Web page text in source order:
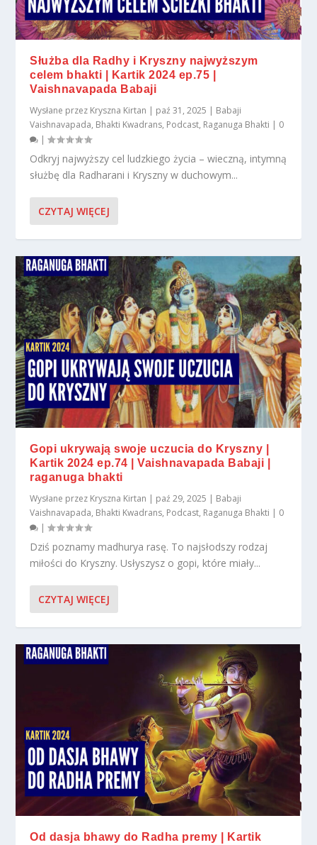
Służba dla Radhy i Kryszny najwyższym
celem bhakti | Kartik 2024 ep.75 |
Vaishnavapada Babaji
Wysłane przez Kryszna Kirtan | paź 31, 2025 | Babaji
Vaishnavapada, Bhakti Kwadrans, Podcast, Raganuga Bhakti | 0
|
Odkryj najwyższy cel ludzkiego życia – wieczną, intymną
służbę dla Radharani i Kryszny w duchowym...
CZYTAJ WIĘCEJ
Gopi ukrywają swoje uczucia do Kryszny |
Kartik 2024 ep.74 | Vaishnavapada Babaji |
raganuga bhakti
Wysłane przez Kryszna Kirtan | paź 29, 2025 | Babaji
Vaishnavapada, Bhakti Kwadrans, Podcast, Raganuga Bhakti | 0
|
Dziś poznamy madhurya rasę. To najsłodszy rodzaj
miłości do Kryszny. Usłyszysz o gopi, które miały...
CZYTAJ WIĘCEJ
Od dasja bhawy do Radha premy | Kartik